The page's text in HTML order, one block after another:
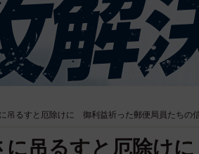
吊るすと厄除けに 御利益祈った郵便局員たちの
に吊るすと厄除け